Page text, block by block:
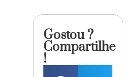
Gostou ?
Compartilhe
!